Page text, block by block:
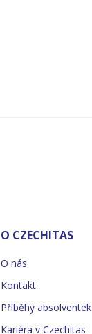
O CZECHITAS
O nás
Kontakt
Příběhy absolventek
Kariéra v Czechitas